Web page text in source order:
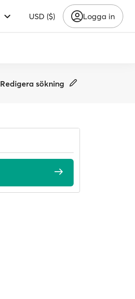
USD ($) Logga in
Redigera sökning